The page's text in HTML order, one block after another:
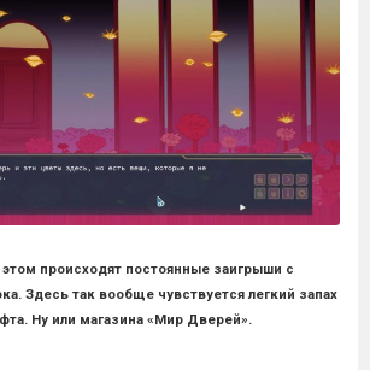
происходят постоянные заигрыши с
Здесь так вообще чувствуется легкий запах
Ну или магазина «Мир Дверей».